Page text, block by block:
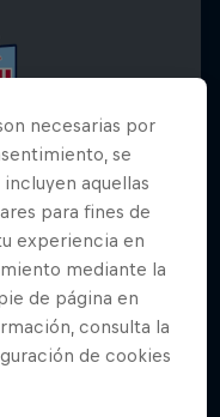
necesarias por
se
aquellas
para fines de
experiencia en
mediante la
de página en
consulta la
de cookies